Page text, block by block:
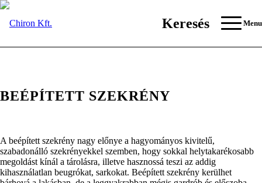
Keresés Menu
BEÉPÍTETT SZEKRÉNY
A beépített szekrény nagy előnye a hagyományos kivitelű,
szabadonálló szekrényekkel szemben, hogy sokkal helytakarékosabb
megoldást kínál a tárolásra, illetve hasznossá teszi az addig
kihasználatlan beugrókat, sarkokat. Beépített szekrény kerülhet